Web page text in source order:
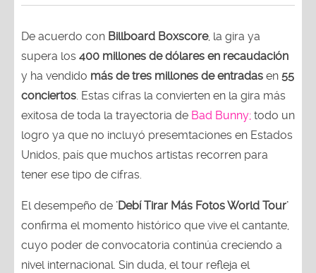
De acuerdo con Billboard Boxscore, la gira ya
supera los 400 millones de dólares en recaudación
y ha vendido más de tres millones de entradas en 55
conciertos. Estas cifras la convierten en la gira más
exitosa de toda la trayectoria de Bad Bunny; todo un
logro ya que no incluyó presemtaciones en Estados
Unidos, país que muchos artistas recorren para
tener ese tipo de cifras.
El desempeño de 'Debí Tirar Más Fotos World Tour'
confirma el momento histórico que vive el cantante,
cuyo poder de convocatoria continúa creciendo a
nivel internacional. Sin duda, el tour refleja el